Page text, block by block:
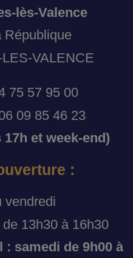
lès-Valence
République
VALENCE
75 57 95 00
09 85 46 23
et week-end)
:
vendredi
13h30 à 16h30
: samedi de 9h00 à